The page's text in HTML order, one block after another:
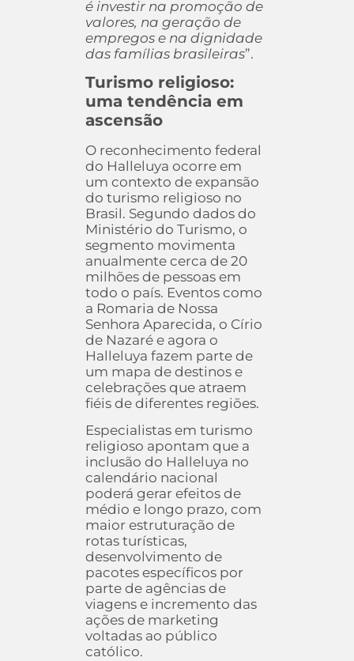
é investir na promoção de
valores, na geração de
empregos e na dignidade
das famílias brasileiras”.
Turismo religioso:
uma tendência em
ascensão
O reconhecimento federal
do Halleluya ocorre em
um contexto de expansão
do turismo religioso no
Brasil. Segundo dados do
Ministério do Turismo, o
segmento movimenta
anualmente cerca de 20
milhões de pessoas em
todo o país. Eventos como
a Romaria de Nossa
Senhora Aparecida, o Círio
de Nazaré e agora o
Halleluya fazem parte de
um mapa de destinos e
celebrações que atraem
fiéis de diferentes regiões.
Especialistas em turismo
religioso apontam que a
inclusão do Halleluya no
calendário nacional
poderá gerar efeitos de
médio e longo prazo, com
maior estruturação de
rotas turísticas,
desenvolvimento de
pacotes específicos por
parte de agências de
viagens e incremento das
ações de marketing
voltadas ao público
católico.